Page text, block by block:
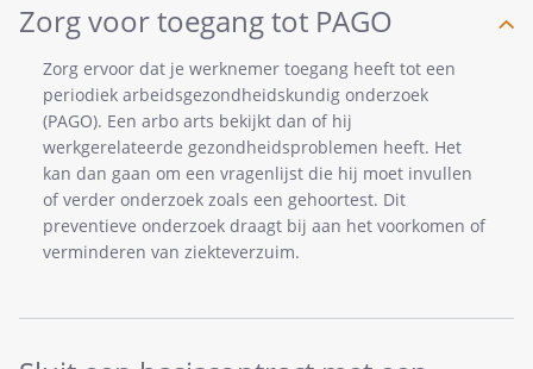
Zorg voor toegang tot PAGO
Zorg ervoor dat je werknemer toegang heeft tot een
periodiek arbeidsgezondheidskundig onderzoek
(PAGO). Een arbo arts bekijkt dan of hij
werkgerelateerde gezondheidsproblemen heeft. Het
kan dan gaan om een vragenlijst die hij moet invullen
of verder onderzoek zoals een gehoortest. Dit
preventieve onderzoek draagt bij aan het voorkomen of
verminderen van ziekteverzuim.